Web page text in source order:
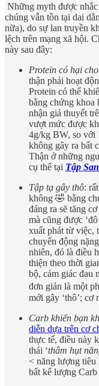
Những myth được
chúng vẫn tồn tại dai
nữa), do sự lan truyền
lệch trên mạng xã hội.
này sau đây:
Protein có hại
thận phải hoạt
Protein có thể
bằng chứng khoa
nhận giả thuyết
vượt mức được
4g/kg BW, so với
không gây ra bất
Thận ở những
cụ thể tại Tập San
Tập tạ gây thô:
không 🤣 bằng
đáng ra sẽ tăng
mà cũng được
xuất phát từ việc,
chuyển động
nhiên, đó là điều
thiện theo thời
bộ, cảm giác đau
đơn giản là một
mới gây ‘thô’; cơ
Carb khiến bạn
diễn dựa trên cơ
thực tế, điều này
thái ‘thâm hụt
< năng lượng tiêu
bất kể lượng Carb